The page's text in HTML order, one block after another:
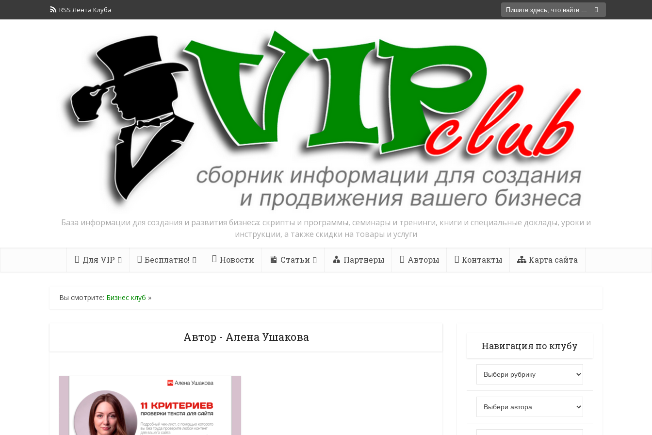
RSS Лента Клуба
База информации для создания и развития бизнеса: скрипты и программы, семинары и тренинги, книги и специальные доклады, уроки и
инструкции, а также скидки на товары и услуги
Для VIP Бесплатно! Новости Статьи Партнеры Авторы Контакты Карта сайта
Вы смотрите: Бизнес клуб »
Автор - Алена Ушакова
Навигация по клубу